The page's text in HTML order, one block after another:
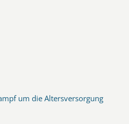
um die Altersversorgung